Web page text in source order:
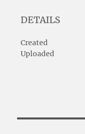
DETAILS
Created
Uploaded